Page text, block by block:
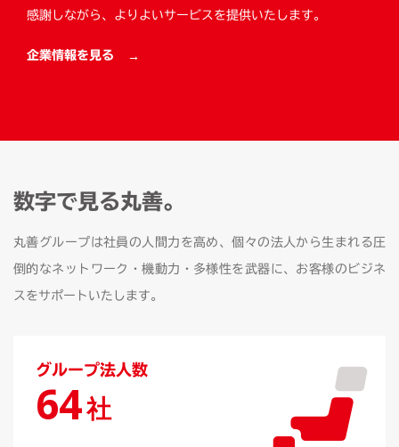
感謝しながら、よりよいサービスを提供いたします。
企業情報を見る
数字で見る丸善。
丸善グループは社員の人間力を高め、個々の法人から生まれる圧
倒的なネットワーク・機動力・ 多様性を武器に、お客様のビジネ
スをサポートいたします。
グループ法人数
64社